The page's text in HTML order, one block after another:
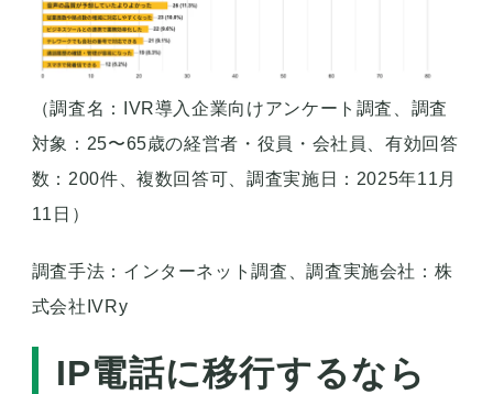
（調査名：IVR導入企業向けアンケート調査、調査
対象：25〜65歳の経営者・役員・会社員、有効回答
数：200件、複数回答可、調査実施日：2025年11月
11日）
調査手法：インターネット調査、調査実施会社：株
式会社IVRy
IP電話に移行するなら